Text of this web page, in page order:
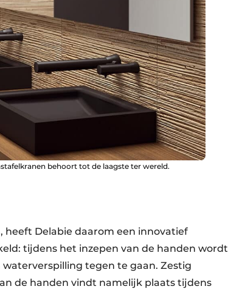
behoort tot de laagste ter wereld.
Delabie daarom een innovatief
tijdens het inzepen van de handen wordt
tegen te gaan. Zestig
de handen vindt namelijk plaats tijdens